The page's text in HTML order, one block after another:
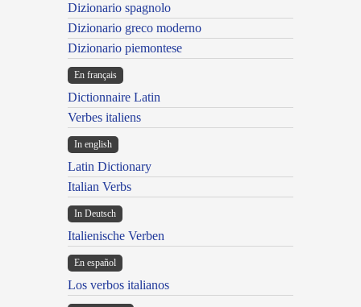
Dizionario spagnolo
Dizionario greco moderno
Dizionario piemontese
En français
Dictionnaire Latin
Verbes italiens
In english
Latin Dictionary
Italian Verbs
In Deutsch
Italienische Verben
En español
Los verbos italianos